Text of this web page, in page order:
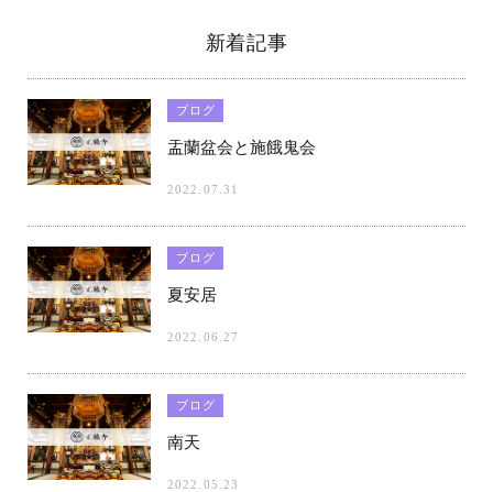
新着記事
ブログ
盂蘭盆会と施餓鬼会
2022.07.31
ブログ
夏安居
2022.06.27
ブログ
南天
2022.05.23